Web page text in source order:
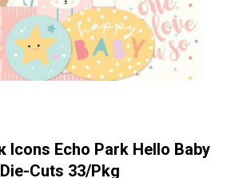
Icons Echo Park Hello Baby
Cuts 33/Pkg